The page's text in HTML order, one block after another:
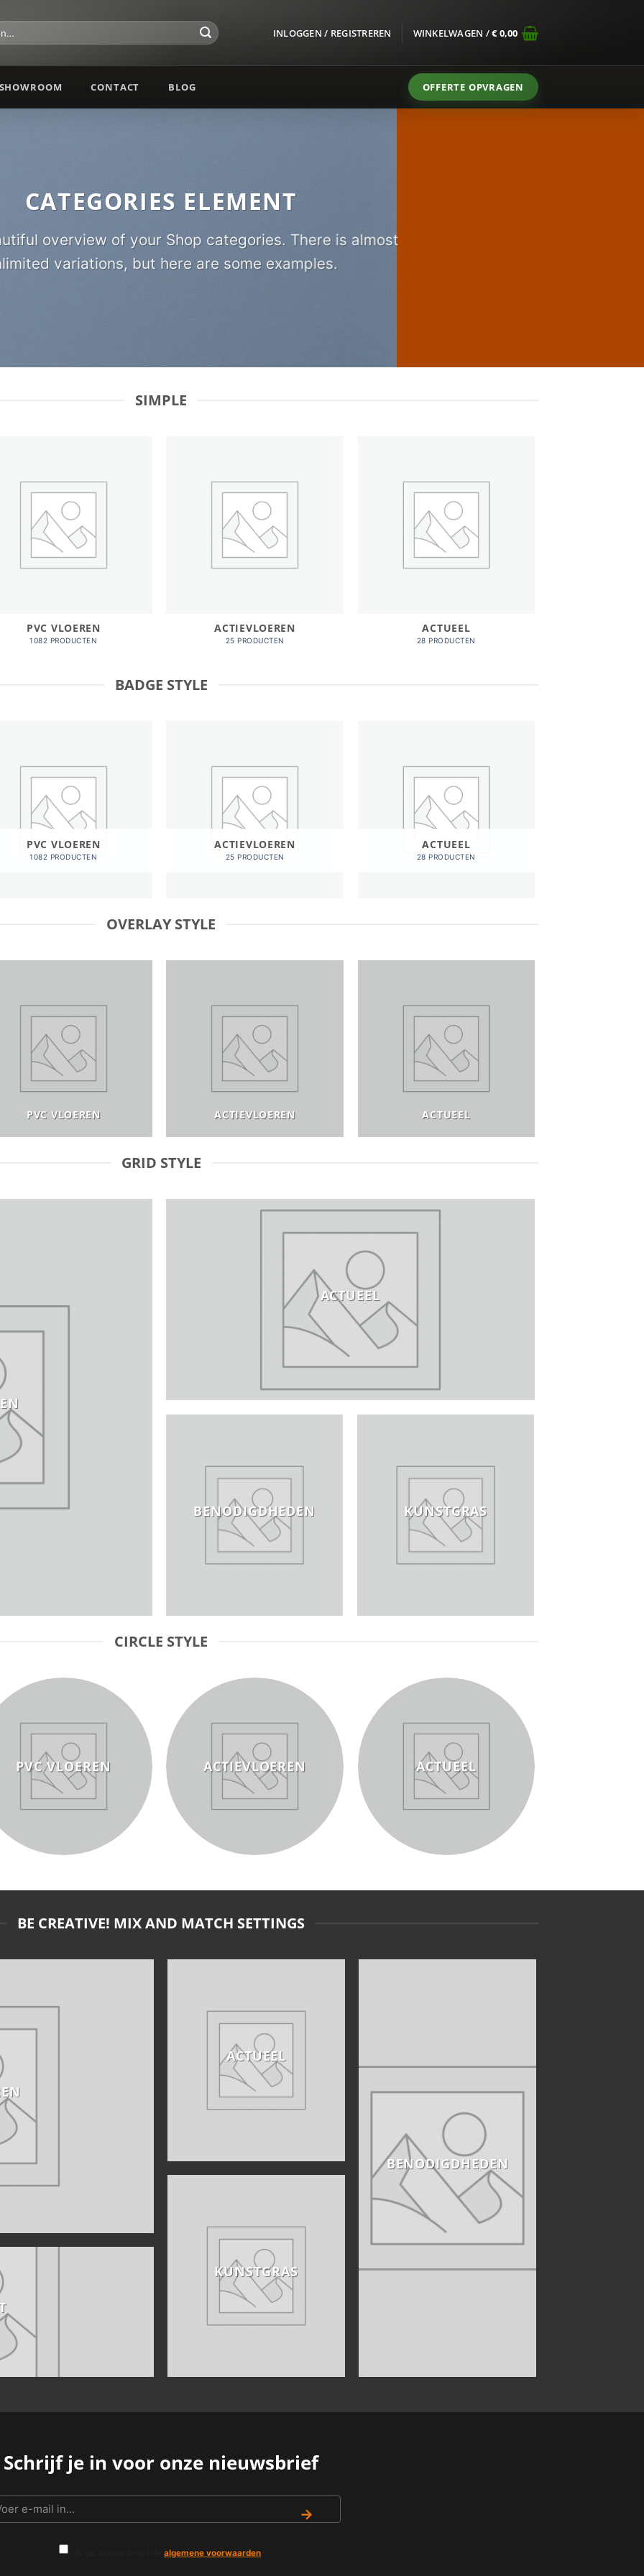
INLOGGEN / REGISTREREN WINKELWAGEN /€0,00
SHOWROOM CONTACT BLOG OFFERTE OPVRAGEN
CATEGORIES ELEMENT
overview of your Shopcategories. There is almost
variations, but here are some examples.
SIMPLE
PVC VLOEREN
1082 PRODUCTEN
ACTIEVLOEREN
25 PRODUCTEN
ACTUEEL
28 PRODUCTEN
BADGE STYLE
PVC VLOEREN
1082 PRODUCTEN
ACTIEVLOEREN
25 PRODUCTEN
ACTUEEL
28 PRODUCTEN
OVERLAY STYLE
PVC VLOEREN ACTIEVLOEREN ACTUEEL
GRID STYLE
ACTUEEL
BENODIGDHEDEN KUNSTGRAS
CIRCLE STYLE
PVC VLOEREN ACTIEVLOEREN ACTUEEL
BE CREATIVE! MIX AND MATCH SETTINGS
ACTUEEL
BENODIGDHEDEN
KUNSTGRAS
Schrijf je in voor onze nieuwsbrief
→
algemene voorwaarden